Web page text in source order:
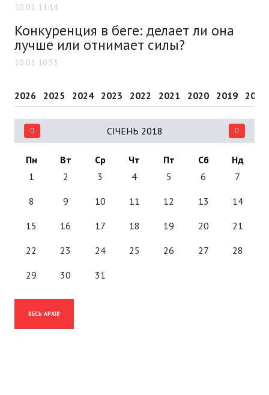
10.01 11:14
Конкуренция в беге: делает ли она
лучше или отнимает силы?
10.01 10:33
2026 2025 2024 2023 2022 2021 2020 2019 2018
СІЧЕНЬ 2018
Пн Вт Ср Чт Пт Сб
Нд
1
2 3 4 5 6 7
8 9 10 11 12 13 14
15 16 17 18 19 20 21
22 23 24 25 26 27 28
29 30 31
ВЕСЬ АРХІВ